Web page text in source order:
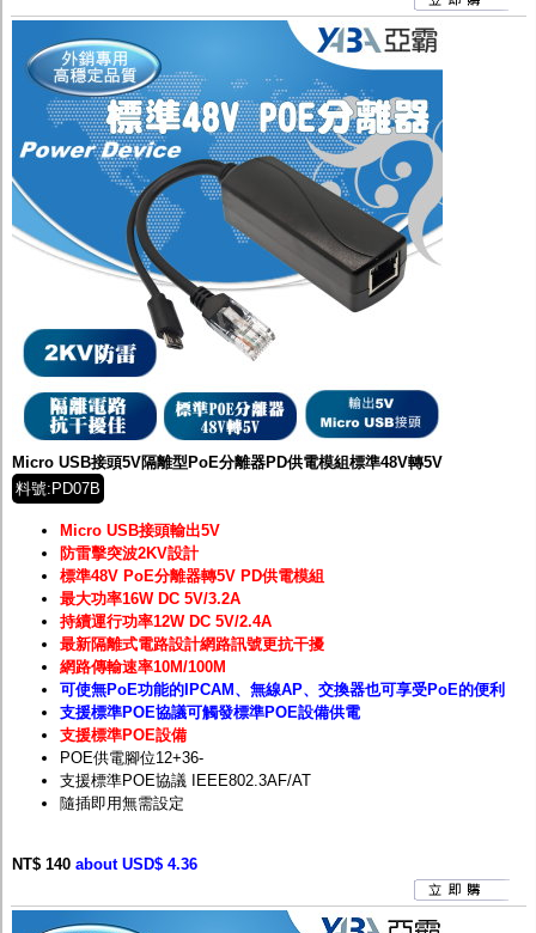
Micro USB接頭5V隔離型PoE分離器PD供電模組標準48V轉5V
料號:PD07B
Micro USB接頭輸出5V
防雷擊突波2KV設計
標準48V PoE分離器轉5V PD供電模組
最大功率16W DC 5V/3.2A
持續運行功率12W DC 5V/2.4A
最新隔離式電路設計網路訊號更抗干擾
網路傳輸速率10M/100M
可使無PoE功能的IPCAM、無線AP、交換器也可享受PoE的便利
支援標準POE協議可觸發標準POE設備供電
支援標準POE設備
POE供電腳位12+36-
支援標準POE協議 IEEE802.3AF/AT
隨插即用無需設定
NT$ 140 about USD$ 4.36